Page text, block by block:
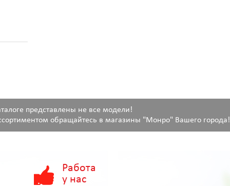
представлены не все модели!
обращайтесь в магазины "Монро" Вашего города!
Работа
у нас